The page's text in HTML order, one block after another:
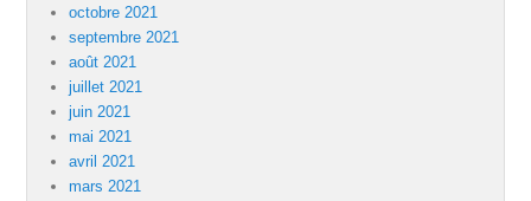
octobre 2021
septembre 2021
août 2021
juillet 2021
juin 2021
mai 2021
avril 2021
mars 2021